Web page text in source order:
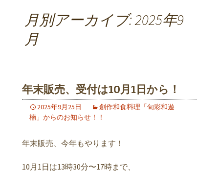
月別アーカイブ: 2025年9
月
年末販売、受付は10月1日から！
2025年9月25日
創作和食料理「旬彩和遊
楠」からのお知らせ！！
年末販売、今年もやります！
10月1日は13時30分〜17時まで、